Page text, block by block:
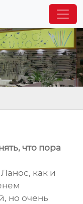
что пора
как и
но очень